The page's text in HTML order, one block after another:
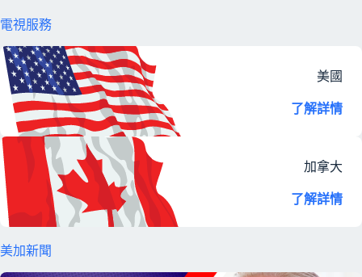
電視服務
美國
了解詳情
加拿大
了解詳情
美加新聞